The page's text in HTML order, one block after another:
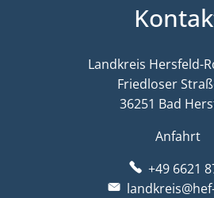
Landkreis Hersfeld-
Friedloser
36251 Bad
Anfahrt
+49 6621